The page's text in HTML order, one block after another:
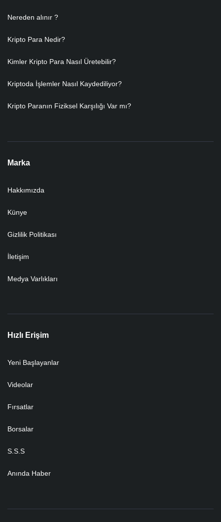
Nereden alınır ?
Kripto Para Nedir?
Kimler Kripto Para Nasıl Üretebilir?
Kriptoda İşlemler Nasıl Kaydediliyor?
Kripto Paranın Fiziksel Karşılığı Var mı?
Marka
Hakkımızda
Künye
Gizlilik Politikası
İletişim
Medya Varlıkları
Hızlı Erişim
Yeni Başlayanlar
Videolar
Fırsatlar
Borsalar
S.S.S
Anında Haber